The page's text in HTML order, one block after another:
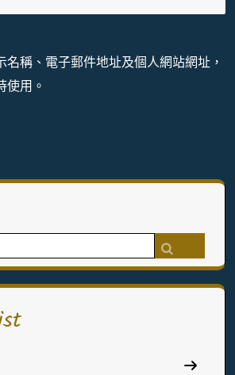
名稱、電子郵件地址及個人網站網址，
使用。